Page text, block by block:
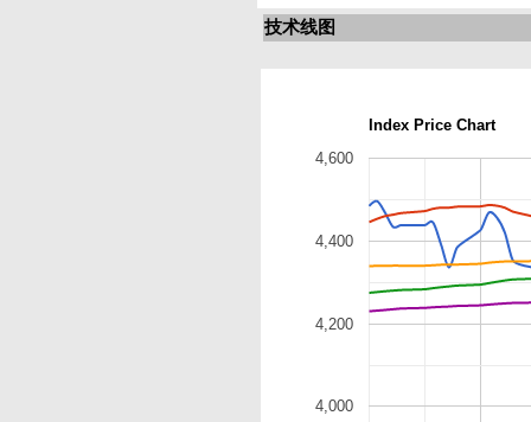
技术线图
Index Price Chart
4,000
4,200
4,400
4,600